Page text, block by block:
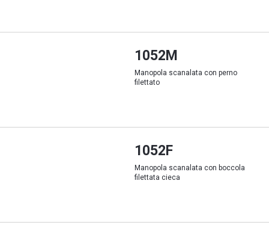
1052M
Manopola scanalata con perno
filettato
1052F
Manopola scanalata con boccola
filettata cieca